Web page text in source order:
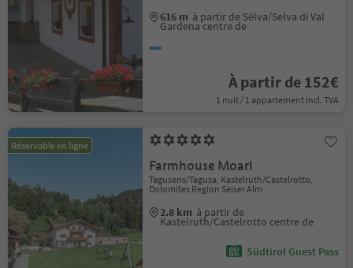
616 m à partir de Sëlva/Selva di Val
Gardena centre de
À partir de 152€
1 nuit / 1 appartement incl. TVA
Réservable en ligne
Farmhouse Moarl
Tagusens/Tagusa, Kastelruth/Castelrotto,
Dolomites Region Seiser Alm
2.8 km à partir de
Kastelruth/Castelrotto centre de
Südtirol Guest Pass